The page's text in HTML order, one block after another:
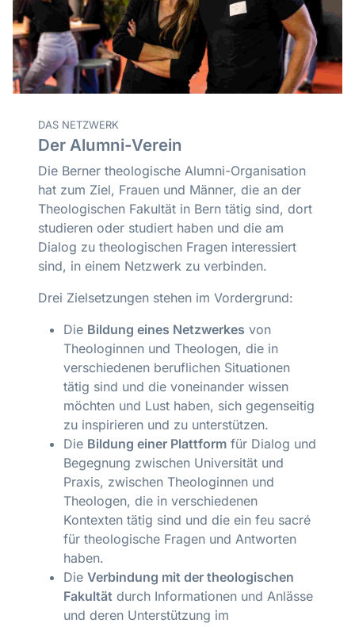
DAS NETZWERK
Der Alumni-Verein
Die Berner theologische Alumni-Organisation
hat zum Ziel, Frauen und Männer, die an der
Theologischen Fakultät in Bern tätig sind, dort
studieren oder studiert haben und die am
Dialog zu theologischen Fragen interessiert
sind, in einem Netzwerk zu verbinden.
Drei Zielsetzungen stehen im Vordergrund:
Die Bildung eines Netzwerkes von
Theologinnen und Theologen, die in
verschiedenen beruflichen Situationen
tätig sind und die voneinander wissen
möchten und Lust haben, sich gegenseitig
zu inspirieren und zu unterstützen.
Die Bildung einer Plattform für Dialog und
Begegnung zwischen Universität und
Praxis, zwischen Theologinnen und
Theologen, die in verschiedenen
Kontexten tätig sind und die ein feu sacré
für theologische Fragen und Antworten
haben.
Die Verbindung mit der theologischen
Fakultät durch Informationen und Anlässe
und deren Unterstützung im